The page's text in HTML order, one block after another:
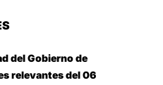
del Gobierno de
relevantes del 06